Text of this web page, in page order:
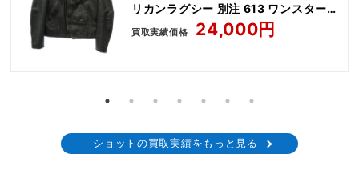
リカンラグシー 別注 613 ワンスター
レザー ダブル ライダース ジャケット
買取実績価格 24,000円
ショットの買取実績をもっと見る